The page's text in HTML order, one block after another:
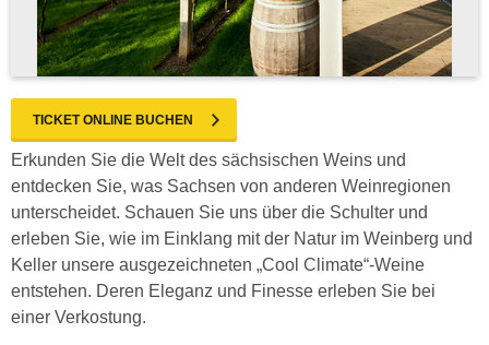
TICKET ONLINE BUCHEN
Erkunden Sie die Welt des sächsischen Weins und
entdecken Sie, was Sachsen von anderen Weinregionen
unterscheidet. Schauen Sie uns über die Schulter und
erleben Sie, wie im Einklang mit der Natur im Weinberg und
Keller unsere ausgezeichneten „Cool Climate“-Weine
entstehen. Deren Eleganz und Finesse erleben Sie bei
einer Verkostung.